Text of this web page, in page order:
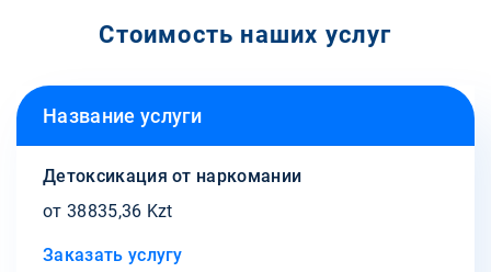
Стоимость наших услуг
Название услуги
Детоксикация от наркомании
от 38835,36 Kzt
Заказать услугу